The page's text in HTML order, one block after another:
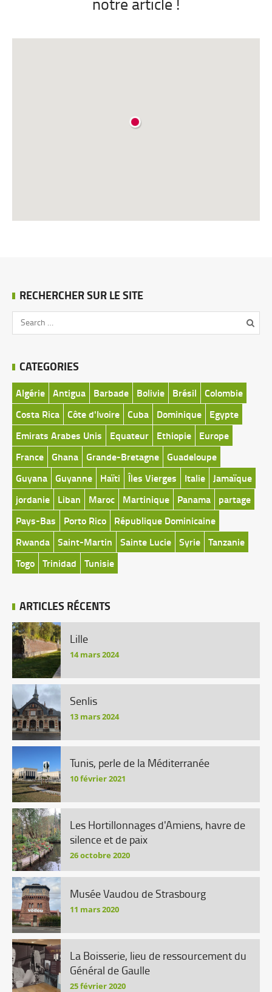
RECHERCHER SUR LE SITE
CATEGORIES
Algérie Antigua Barbade Bolivie Brésil
Colombie
Costa Rica Côte d'Ivoire Cuba Dominique
Egypte
Emirats Arabes Unis
Equateur Ethiopie
Europe
France Ghana Grande-Bretagne Guadeloupe
Guyana Guyanne Haïti Îles Vierges Italie Jamaïque
jordanie
Liban Maroc Martinique Panama
partage
Pays-Bas
Porto Rico
République Dominicaine
Rwanda Saint-Martin Sainte Lucie Syrie Tanzanie
Togo Trinidad Tunisie
ARTICLES RÉCENTS
Lille
14 mars 2024
Senlis
13 mars 2024
Tunis, perle de la Méditerranée
10 février 2021
Les Hortillonnages d'Amiens, havre de
silence et de paix
26 octobre 2020
Musée Vaudou de Strasbourg
11 mars 2020
La Boisserie, lieu de ressourcement du
Général de Gaulle
25 février 2020